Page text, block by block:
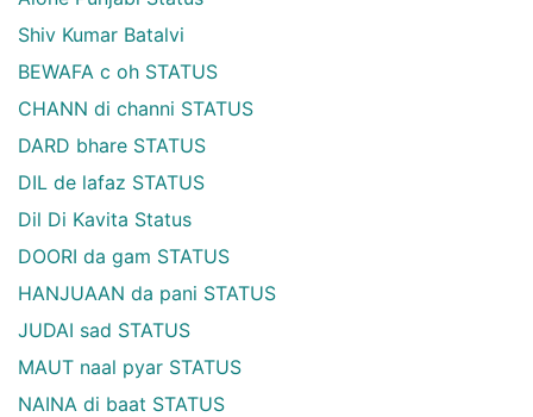
Shiv Kumar Batalvi
BEWAFA c oh STATUS
CHANN di channi STATUS
DARD bhare STATUS
DIL de lafaz STATUS
Dil Di Kavita Status
DOORI da gam STATUS
HANJUAAN da pani STATUS
JUDAI sad STATUS
MAUT naal pyar STATUS
NAINA di baat STATUS